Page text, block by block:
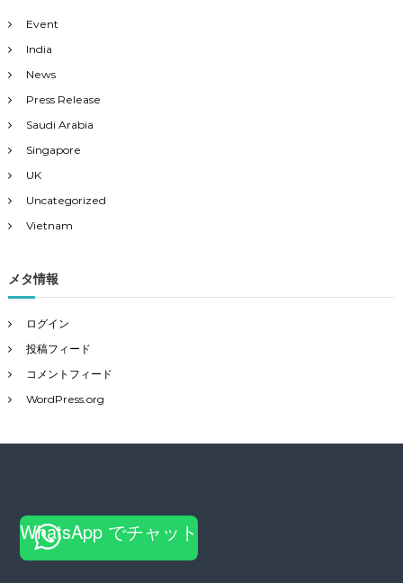
Event
India
News
Press Release
Saudi Arabia
Singapore
UK
Uncategorized
Vietnam
メタ情報
ログイン
投稿フィード
コメントフィード
WordPress.org
WhatsApp でチャット